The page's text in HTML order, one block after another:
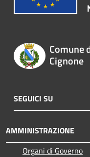
Comune
Cignone
SEGUICI SU
AMMINISTRAZIONE
Organi di Governo